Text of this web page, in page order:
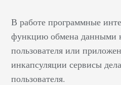
В работе программные
функцию обмена данными
пользователя или
инкапсуляции сервисы
пользователя.